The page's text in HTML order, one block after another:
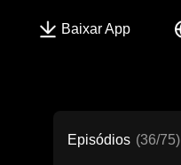
Baixar App
Episódios (36/75)